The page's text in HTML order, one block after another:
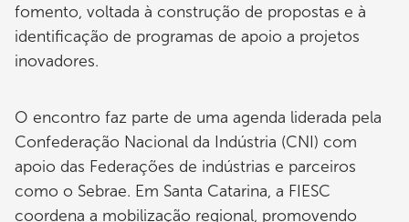
fomento, voltada à construção de propostas e à
identificação de programas de apoio a projetos
inovadores.
O encontro faz parte de uma agenda liderada pela
Confederação Nacional da Indústria (CNI) com
apoio das Federações de indústrias e parceiros
como o Sebrae. Em Santa Catarina, a FIESC
coordena a mobilização regional, promovendo